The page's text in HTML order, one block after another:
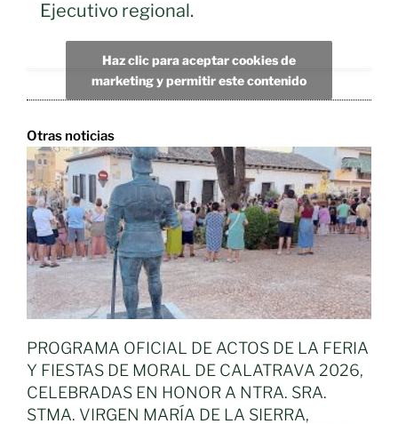
Ejecutivo regional.
Haz clic para aceptar cookies de
marketing y permitir este contenido
Otras noticias
PROGRAMA OFICIAL DE ACTOS DE LA FERIA
Y FIESTAS DE MORAL DE CALATRAVA 2026,
CELEBRADAS EN HONOR A NTRA. SRA.
STMA. VIRGEN MARÍA DE LA SIERRA,